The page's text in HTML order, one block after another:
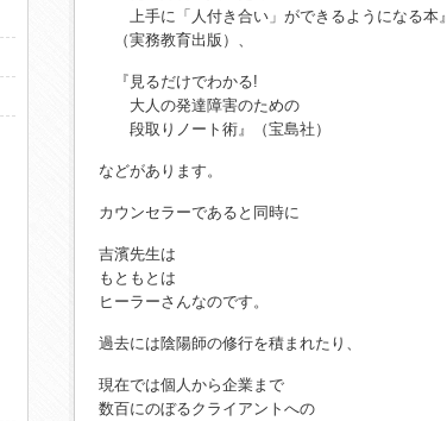
上手に「人付き合い」ができるようになる本』
（実務教育出版）、
『見るだけでわかる!
大人の発達障害のための
段取りノート術』（宝島社）
などがあります。
カウンセラーであると同時に
吉濱先生は
もともとは
ヒーラーさんなのです。
過去には陰陽師の修行を積まれたり、
現在では個人から企業まで
数百にのぼるクライアントへの